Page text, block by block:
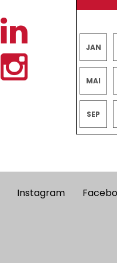
JAN
MAI
SEP
Instagram